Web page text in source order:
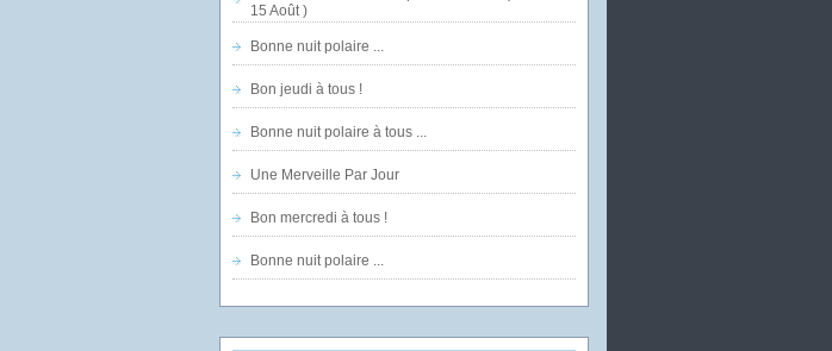
15 Août )
Bonne nuit polaire ...
Bon jeudi à tous !
Bonne nuit polaire à tous ...
Une Merveille Par Jour
Bon mercredi à tous !
Bonne nuit polaire ...